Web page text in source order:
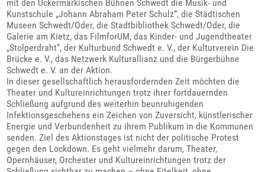
mit den Uckermärkischen Bühnen Schwedt die Musik- und
Kunstschule „Johann Abraham Peter Schulz“, die Städtischen
Museen Schwedt/Oder, die Stadtbibliothek Schwedt/Oder, die
Galerie am Kietz, das FilmforUM, das Kinder- und Jugendtheater
„Stolperdraht“, der Kulturbund Schwedt e. V., der Kulturverein Die
Brücke e. V., das Netzwerk Kulturallianz und die Bürgerbühne
Schwedt e. V. an der Aktion.
In dieser gesellschaftlich herausfordernden Zeit möchten die
Theater und Kultureinrichtungen trotz ihrer fortdauernden
Schließung aufgrund des weiterhin beunruhigenden
Infektionsgeschehens ein Zeichen von Zuversicht, künstlerischer
Energie und Verbundenheit zu ihrem Publikum in die Kommunen
senden. Ziel des Aktionstages ist nicht der politische Protest
gegen den Lockdown. Es geht vielmehr darum, Theater,
Opernhäuser, Orchester und Kultureinrichtungen trotz der